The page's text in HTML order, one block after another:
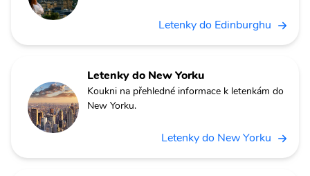
Letenky do Edinburghu
Letenky do New Yorku
Koukni na přehledné informace k letenkám do
New Yorku.
Letenky do New Yorku